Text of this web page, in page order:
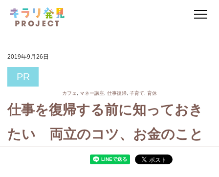
2019年9月26日
PR
カフェ マネー講座 仕事復帰 子育て 育休
仕事を復帰する前に知っておき
たい 両立のコツ、お金のこと